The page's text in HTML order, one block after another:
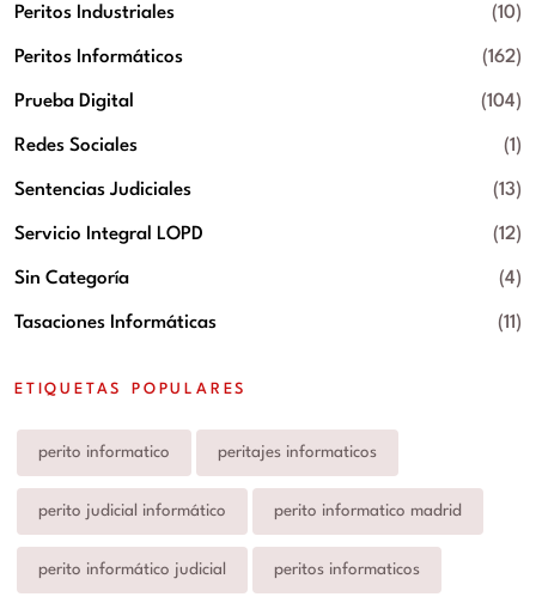
Peritos Industriales (10)
Peritos Informáticos (162)
Prueba Digital (104)
Redes Sociales (1)
Sentencias Judiciales (13)
Servicio Integral LOPD (12)
Sin Categoría (4)
Tasaciones Informáticas (11)
ETIQUETAS POPULARES
perito informatico peritajes informaticos
perito judicial informático perito informatico madrid
perito informático judicial peritos informaticos